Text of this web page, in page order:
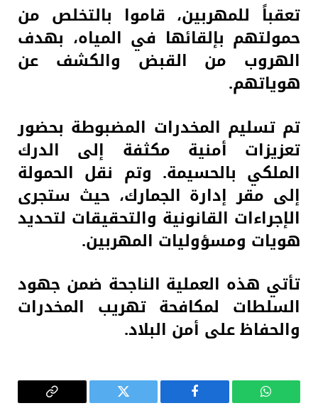
تعقباً للمهربين، قاموا بالتخلص من
حمولتهم بإلقائها في المياه، بهدف
الهروب من القبض والكشف عن
هوياتهم.
تم تسليم المخدرات المضبوطة بحضور
تعزيزات أمنية مكثفة إلى الدرك
الملكي بالحسيمة. وتم نقل الحمولة
إلى مقر إدارة الجمارك، حيث ستجرى
الإجراءات القانونية والتحقيقات لتحديد
هويات ومسؤوليات المهربين.
تأتي هذه العملية الناجحة ضمن جهود
السلطات لمكافحة تهريب المخدرات
والحفاظ على أمن البلاد.
واتساب فيسبوك تويتر
Copy